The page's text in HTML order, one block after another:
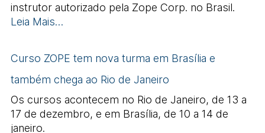
instrutor autorizado pela Zope Corp. no Brasil.
Leia Mais…
Curso ZOPE tem nova turma em Brasília e
também chega ao Rio de Janeiro
Os cursos acontecem no Rio de Janeiro, de 13 a
17 de dezembro, e em Brasília, de 10 a 14 de
janeiro.